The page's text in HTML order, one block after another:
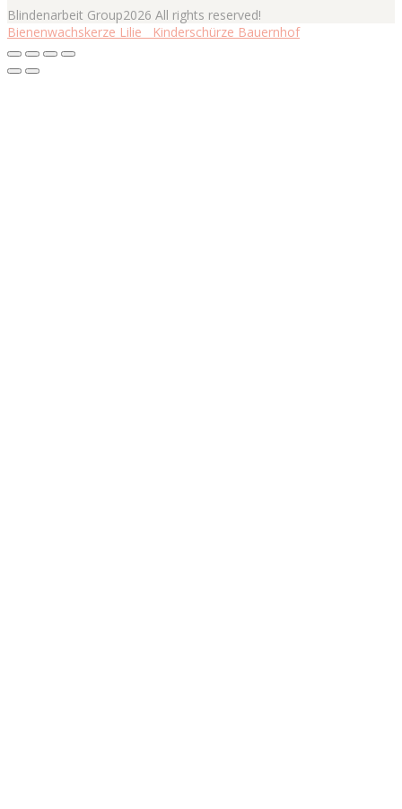
Blindenarbeit Group2026 All rights reserved!
Bienenwachskerze Lilie
Kinderschürze Bauernhof